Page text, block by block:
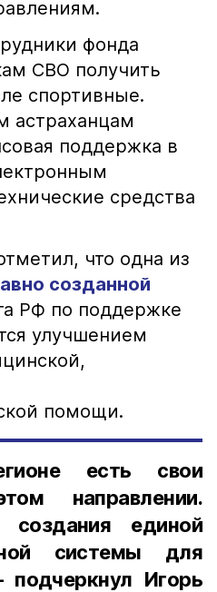
фонда
СВО получить
спортивные.
астраханцам
поддержка в
средства
что одна из
созданной
РФ по поддержке
улучшением
помощи.
есть свои
направлении.
единой
системы для
Игорь